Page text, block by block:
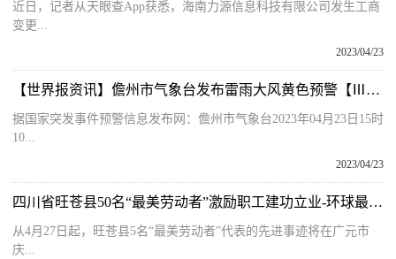
近日，记者从天眼查App获悉，海南力源信息科技有限公司发生工商
变更...
2023/04/23
【世界报资讯】儋州市气象台发布雷雨大风黄色预警【Ⅲ级/较重】
据国家突发事件预警信息发布网：儋州市气象台2023年04月23日15时
10...
2023/04/23
四川省旺苍县50名“最美劳动者”激励职工建功立业-环球最资讯
从4月27日起，旺苍县5名“最美劳动者”代表的先进事迹将在广元市
庆...